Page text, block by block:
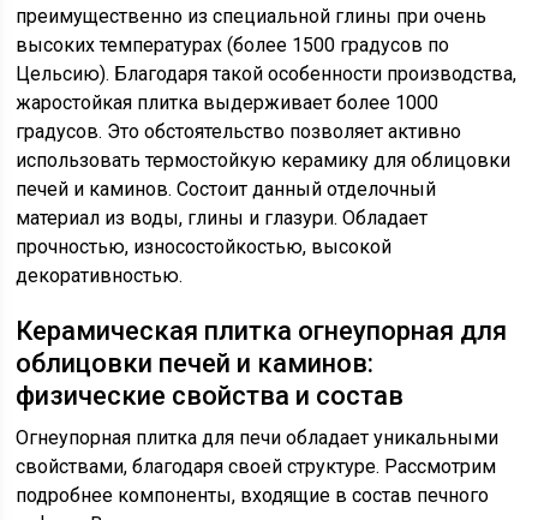
преимущественно из специальной глины при очень
высоких температурах (более 1500 градусов по
Цельсию). Благодаря такой особенности производства,
жаростойкая плитка выдерживает более 1000
градусов. Это обстоятельство позволяет активно
использовать термостойкую керамику для облицовки
печей и каминов. Состоит данный отделочный
материал из воды, глины и глазури. Обладает
прочностью, износостойкостью, высокой
декоративностью.
Керамическая плитка огнеупорная для
облицовки печей и каминов:
физические свойства и состав
Огнеупорная плитка для печи обладает уникальными
свойствами, благодаря своей структуре. Рассмотрим
подробнее компоненты, входящие в состав печного